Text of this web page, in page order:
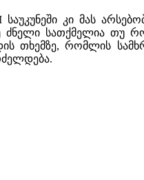
კი მას
სათქმელია თუ
თხემზე, რომლის